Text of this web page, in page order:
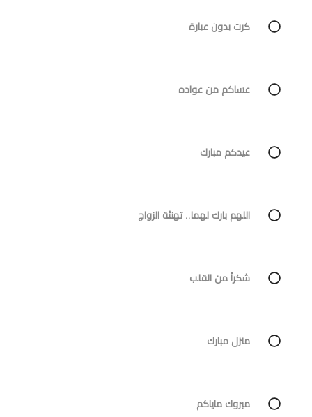
كرت بدون عبارة
عساكم من عواده
عيدكم مبارك
اللهم بارك لهما.. تهنئة الزواج
شكراً من القلب
منزل مبارك
مبروك ماياكم